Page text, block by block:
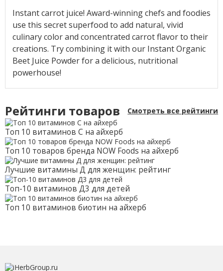
Instant carrot juice! Award-winning chefs and foodies
use this secret superfood to add natural, vivid
culinary color and concentrated carrot flavor to their
creations. Try combining it with our Instant Organic
Beet Juice Powder for a delicious, nutritional
powerhouse!
Рейтинги товаров Смотреть все рейтинги
Топ 10 витаминов С на айхерб
Топ 10 товаров бренда NOW Foods на айхерб
Лучшие витамины Д для женщин: рейтинг
Топ-10 витаминов Д3 для детей
Топ 10 витаминов биотин на айхерб